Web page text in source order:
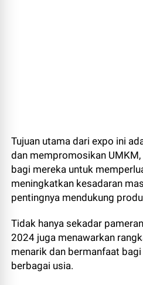
Tujuan utama dari expo ini
dan mempromosikan
bagi mereka untuk
meningkatkan kesadaran
pentingnya mendukung
Tidak hanya sekadar
2024 juga menawarkan
menarik dan bermanfaat
berbagai usia.